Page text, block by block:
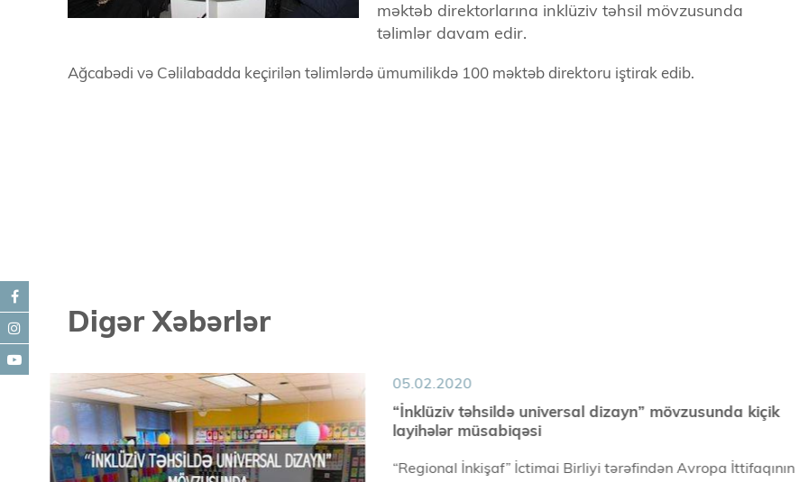
məktəb direktorlarına inklüziv təhsil mövzusunda
təlimlər davam edir.
Ağcabədi və Cəlilabadda keçirilən təlimlərdə ümumilikdə 100 məktəb direktoru iştirak edib.
Digər Xəbərlər
05.02.2020
“İnklüziv təhsildə universal dizayn” mövzusunda kiçik
layihələr müsabiqəsi
“Regional İnkişaf” İctimai Birliyi tərəfindən Avropa İttifaqının